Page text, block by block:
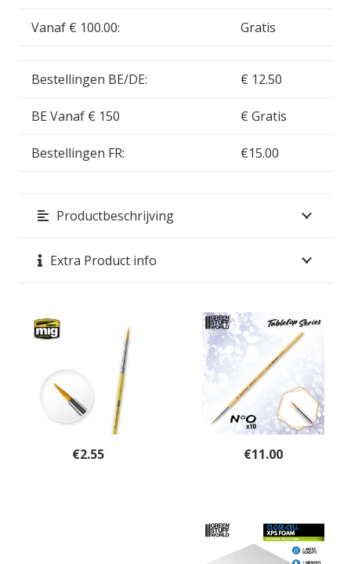
Vanaf € 100.00: Gratis
Bestellingen BE/DE: € 12.50
BE Vanaf € 150 € Gratis
Bestellingen FR: €15.00
Productbeschrijving
Extra Product info
€2.55 €11.00